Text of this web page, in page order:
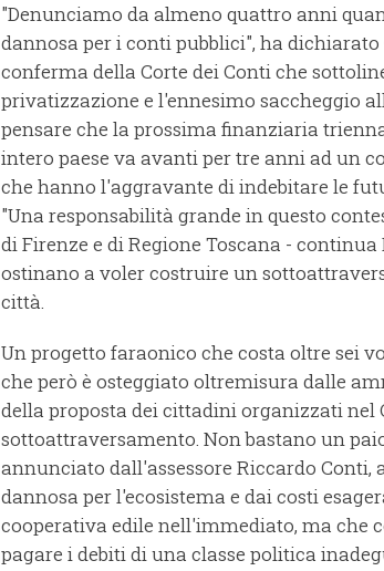
"Denunciamo da almeno quattro anni
dannosa per i conti pubblici", ha
conferma della Corte dei Conti che
privatizzazione e l'ennesimo saccheggio
pensare che la prossima finanziaria
intero paese va avanti per tre anni ad un
che hanno l'aggravante di indebitare le
"Una responsabilità grande in questo
di Firenze e di Regione Toscana -
ostinano a voler costruire un
città.
Un progetto faraonico che costa oltre sei
che però è osteggiato oltremisura dalle
della proposta dei cittadini organizzati
sottoattraversamento. Non bastano un
annunciato dall'assessore Riccardo Conti,
dannosa per l'ecosistema e dai costi
cooperativa edile nell'immediato, ma che
pagare i debiti di una classe politica